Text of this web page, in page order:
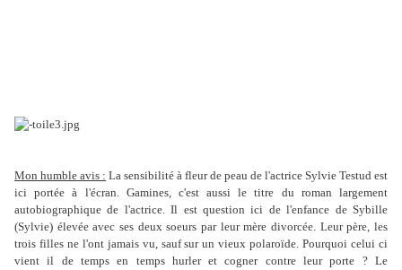
Mon humble avis : La sensibilité à fleur de peau de l'actrice Sylvie Testud est
ici portée à l'écran. Gamines, c'est aussi le titre du roman largement
autobiographique de l'actrice. Il est question ici de l'enfance de Sybille
(Sylvie) élevée avec ses deux soeurs par leur mère divorcée. Leur père, les
trois filles ne l'ont jamais vu, sauf sur un vieux polaroïde. Pourquoi celui ci
vient il de temps en temps hurler et cogner contre leur porte ? Le